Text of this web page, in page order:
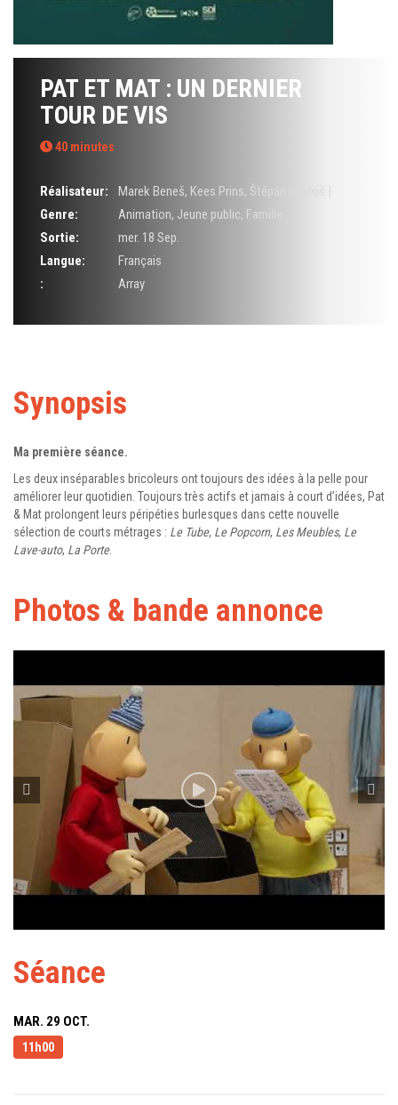
PAT ET MAT : UN DERNIER
TOUR DE VIS
40 minutes
Réalisateur: Marek Beneš, Kees Prins, Štěpán Gajdoš |
Genre:
Animation, Jeune public, Famille
Sortie:
mer. 18 Sep.
Langue:
Français
:
Array
Synopsis
Ma première séance.
Les deux inséparables bricoleurs ont toujours des idées à la pelle pour
améliorer leur quotidien. Toujours très actifs et jamais à court d’idées, Pat
& Mat prolongent leurs péripéties burlesques dans cette nouvelle
sélection de courts métrages : Le Tube, Le Popcorn, Les Meubles, Le
Lave-auto, La Porte.
Photos & bande annonce
Séance
MAR. 29 OCT.
11h00